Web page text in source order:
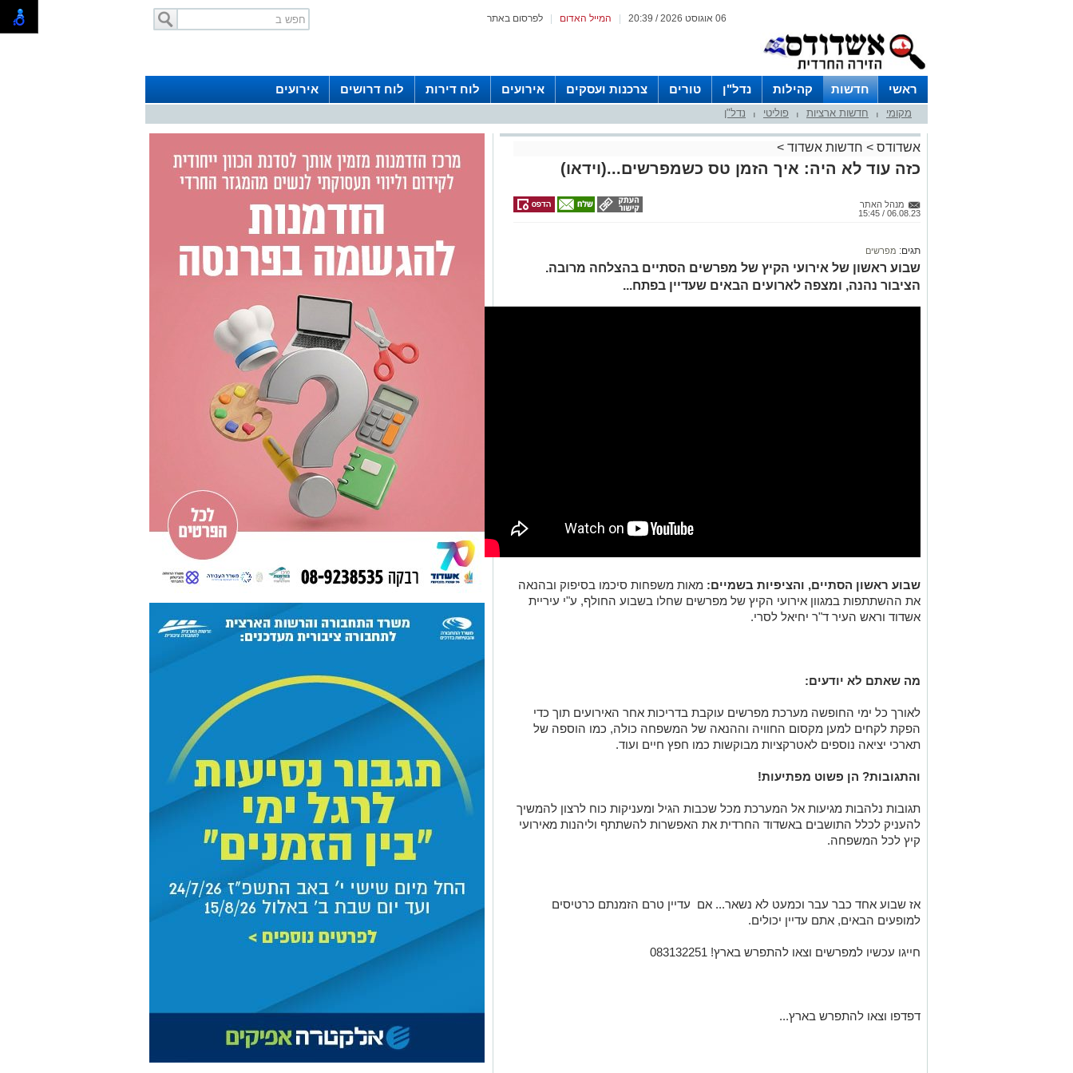
לפרסום באתר המייל האדום 06 אוגוסט 2026 / 20:39
ראשי חדשות קהילות נדל"ן טורים צרכנות ועסקים אירועים לוח דירות לוח דרושים אירועים
מקומי חדשות ארציות פוליטי נדל"ן
אשדודס > חדשות אשדוד >
כזה עוד לא היה: איך הזמן טס כשמפרשים...(וידאו)
מנהל האתר
06.08.23 / 15:45
תגים: מפרשים
שבוע ראשון של אירועי הקיץ של מפרשים הסתיים בהצלחה מרובה.
הציבור נהנה, ומצפה לארועים הבאים שעדיין בפתח...
שבוע ראשון הסתיים, והציפיות בשמיים: מאות משפחות סיכמו בסיפוק ובהנאה
את ההשתתפות במגוון אירועי הקיץ של מפרשים שחלו בשבוע החולף, ע"י עיריית
אשדוד וראש העיר ד"ר יחיאל לסרי.
מה שאתם לא יודעים:
לאורך כל ימי החופשה מערכת מפרשים עוקבת בדריכות אחר האירועים תוך כדי
הפקת לקחים למען מקסום החוויה וההנאה של המשפחה כולה, כמו הוספה של
תארכי יציאה נוספים לאטרקציות מבוקשות כמו חפץ חיים ועוד.
והתגובות? הן פשוט מפתיעות!
תגובות נלהבות מגיעות אל המערכת מכל שכבות הגיל ומעניקות כוח לרצון להמשיך
להעניק לכלל התושבים באשדוד החרדית את האפשרות להשתתף וליהנות מאירועי
קיץ לכל המשפחה.
אז שבוע אחד כבר עבר וכמעט לא נשאר... אם עדיין טרם הזמנתם כרטיסים
למופעים הבאים, אתם עדיין יכולים.
חייגו עכשיו למפרשים וצאו להתפרש בארץ! 083132251
דפדפו וצאו להתפרש בארץ...